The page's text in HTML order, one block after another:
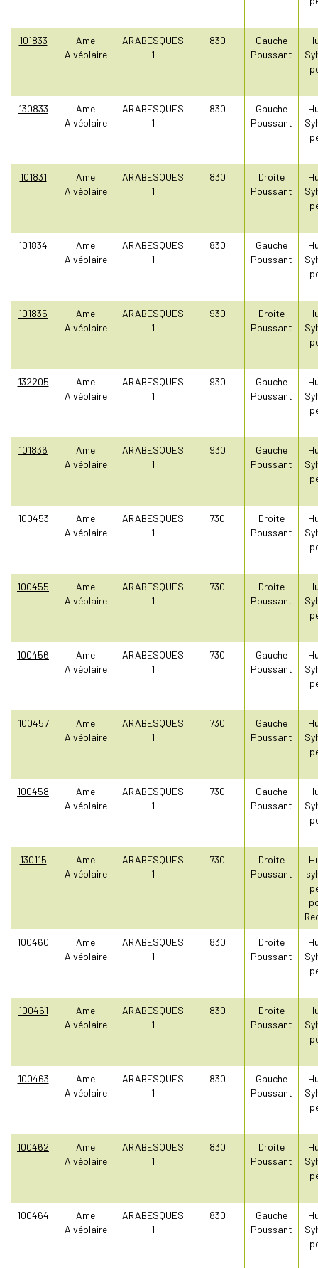
101833
Ame
Alvéolaire
ARABESQUES
1
830
Gauche
Poussant
130833
Ame
Alvéolaire
ARABESQUES
1
830
Gauche
Poussant
101831
Ame
Alvéolaire
ARABESQUES
1
830
Droite
Poussant
101834
Ame
Alvéolaire
ARABESQUES
1
830
Gauche
Poussant
101835
Ame
Alvéolaire
ARABESQUES
1
930
Droite
Poussant
132205
Ame
Alvéolaire
ARABESQUES
1
930
Gauche
Poussant
101836
Ame
Alvéolaire
ARABESQUES
1
930
Gauche
Poussant
100453
Ame
Alvéolaire
ARABESQUES
1
730
Droite
Poussant
100455
Ame
Alvéolaire
ARABESQUES
1
730
Droite
Poussant
100456
Ame
Alvéolaire
ARABESQUES
1
730
Gauche
Poussant
100457
Ame
Alvéolaire
ARABESQUES
1
730
Gauche
Poussant
100458
Ame
Alvéolaire
ARABESQUES
1
730
Gauche
Poussant
130115
Ame
Alvéolaire
ARABESQUES
1
730
Droite
Poussant
100460
Ame
Alvéolaire
ARABESQUES
1
830
Droite
Poussant
100461
Ame
Alvéolaire
ARABESQUES
1
830
Droite
Poussant
100463
Ame
Alvéolaire
ARABESQUES
1
830
Gauche
Poussant
100462
Ame
Alvéolaire
ARABESQUES
1
830
Droite
Poussant
100464
Ame
Alvéolaire
ARABESQUES
1
830
Gauche
Poussant